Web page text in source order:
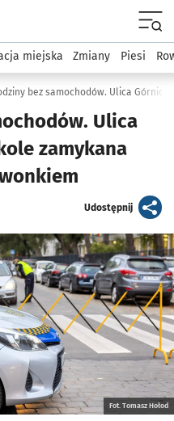
podserwis: Komunikacja
miejska Zmiany Piesi
Ulica
zamykana
Udostępnijartykuł
Fot. Tomasz Hołod